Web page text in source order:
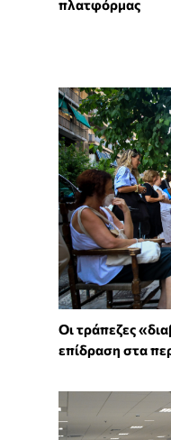
πλατφόρμας
Οι τράπεζες
επίδραση στα